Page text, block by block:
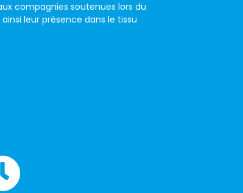
compagnies soutenues lors du
ainsi leur présence dans le tissu